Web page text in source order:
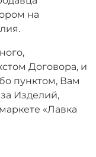
на
Договора, и
пунктом, Вам
Изделий,
«Лавка